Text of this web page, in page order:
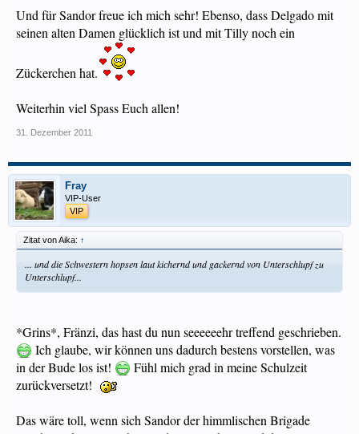
Und für Sandor freue ich mich sehr! Ebenso, dass Delgado mit
seinen alten Damen glücklich ist und mit Tilly noch ein
Zückerchen hat.
Weiterhin viel Spass Euch allen!
31. Dezember 2011
Fray
VIP-User
VIP
Zitat von Aika: ↑
... und die Schwestern hopsen laut kichernd und gackernd von Unterschlupf zu
Unterschlupf...
*Grins*, Fränzi, das hast du nun seeeeeehr treffend geschrieben.
Ich glaube, wir können uns dadurch bestens vorstellen, was
in der Bude los ist!
Fühl mich grad in meine Schulzeit
zurückversetzt!
Das wäre toll, wenn sich Sandor der himmlischen Brigade